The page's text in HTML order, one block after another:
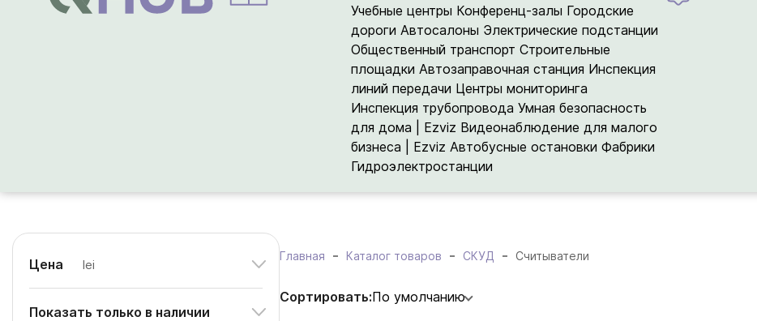
Учебные центры Конференц-залы Городские
дороги Автосалоны Электрические подстанции
Общественный транспорт Строительные
площадки Автозаправочная станция Инспекция
линий передачи Центры мониторинга
Инспекция трубопровода Умная безопасность
для дома | Ezviz Видеонаблюдение для малого
бизнеса | Ezviz Автобусные остановки Фабрики
Гидроэлектростанции
Цена lei
Показать только в наличии
Главная Каталог товаров СКУД Считыватели
Сортировать:По умолчанию